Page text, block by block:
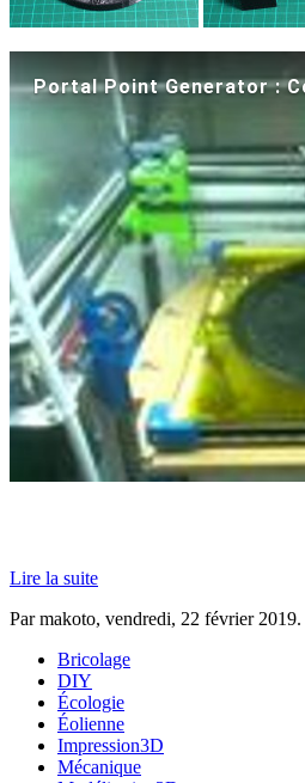
Lire la suite
Par makoto, vendredi, 22 février 2019.
Bricolage
DIY
Écologie
Éolienne
Impression3D
Mécanique